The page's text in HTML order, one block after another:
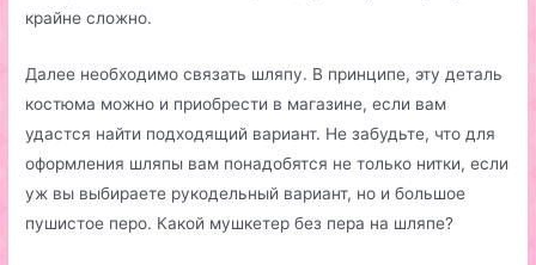
крайне сложно.
Далее необходимо связать шляпу. В принципе, эту деталь
костюма можно и приобрести в магазине, если вам
удастся найти подходящий вариант. Не забудьте, что для
оформления шляпы вам понадобятся не только нитки, если
уж вы выбираете рукодельный вариант, но и большое
пушистое перо. Какой мушкетер без пера на шляпе?